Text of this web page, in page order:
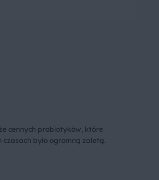
cennych probiotyków, które
było ogromną zaletą.